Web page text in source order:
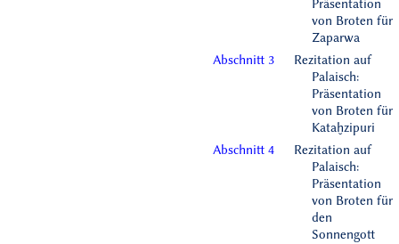
Präsentation
von Broten für
Zaparwa
Abschnitt 3
Rezitation auf
Palaisch:
Präsentation
von Broten für
Kataḫzipuri
Abschnitt 4
Rezitation auf
Palaisch:
Präsentation
von Broten für
den
Sonnengott